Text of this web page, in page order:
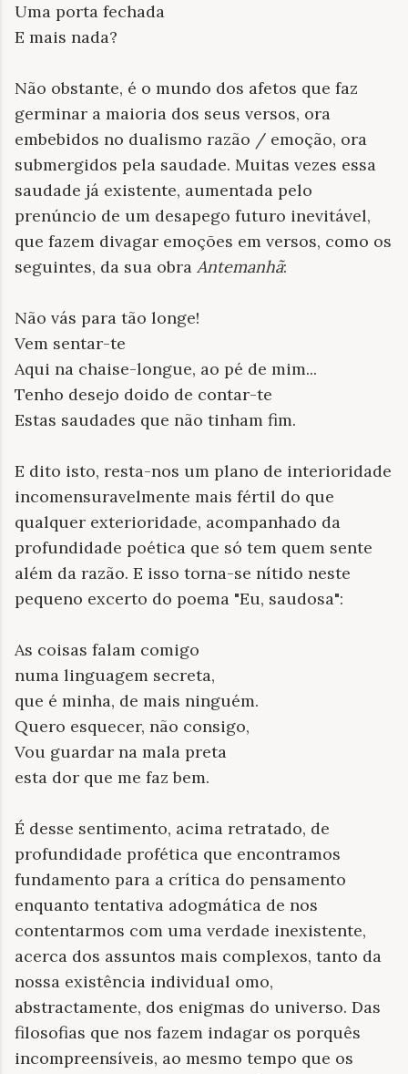
Uma porta fechada
E mais nada?
Não obstante, é o mundo dos afetos que faz
germinar a maioria dos seus versos, ora
embebidos no dualismo razão / emoção, ora
submergidos pela saudade. Muitas vezes essa
saudade já existente, aumentada pelo
prenúncio de um desapego futuro inevitável,
que fazem divagar emoções em versos, como os
seguintes, da sua obra Antemanhã:
Não vás para tão longe!
Vem sentar-te
Aqui na chaise-longue, ao pé de mim...
Tenho desejo doido de contar-te
Estas saudades que não tinham fim.
E dito isto, resta-nos um plano de interioridade
incomensuravelmente mais fértil do que
qualquer exterioridade, acompanhado da
profundidade poética que só tem quem sente
além da razão. E isso torna-se nítido neste
pequeno excerto do poema "Eu, saudosa":
As coisas falam comigo
numa linguagem secreta,
que é minha, de mais ninguém.
Quero esquecer, não consigo,
Vou guardar na mala preta
esta dor que me faz bem.
É desse sentimento, acima retratado, de
profundidade profética que encontramos
fundamento para a crítica do pensamento
enquanto tentativa adogmática de nos
contentarmos com uma verdade inexistente,
acerca dos assuntos mais complexos, tanto da
nossa existência individual omo,
abstractamente, dos enigmas do universo. Das
filosofias que nos fazem indagar os porquês
incompreensíveis, ao mesmo tempo que os